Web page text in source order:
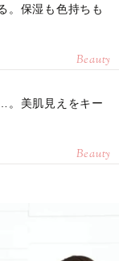
。保湿も色持ちも
Beauty
。美肌見えをキー
Beauty